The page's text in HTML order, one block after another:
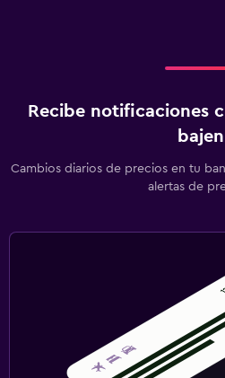
Recibe notificaciones
bajen
Cambios diarios de precios en tu
alertas de